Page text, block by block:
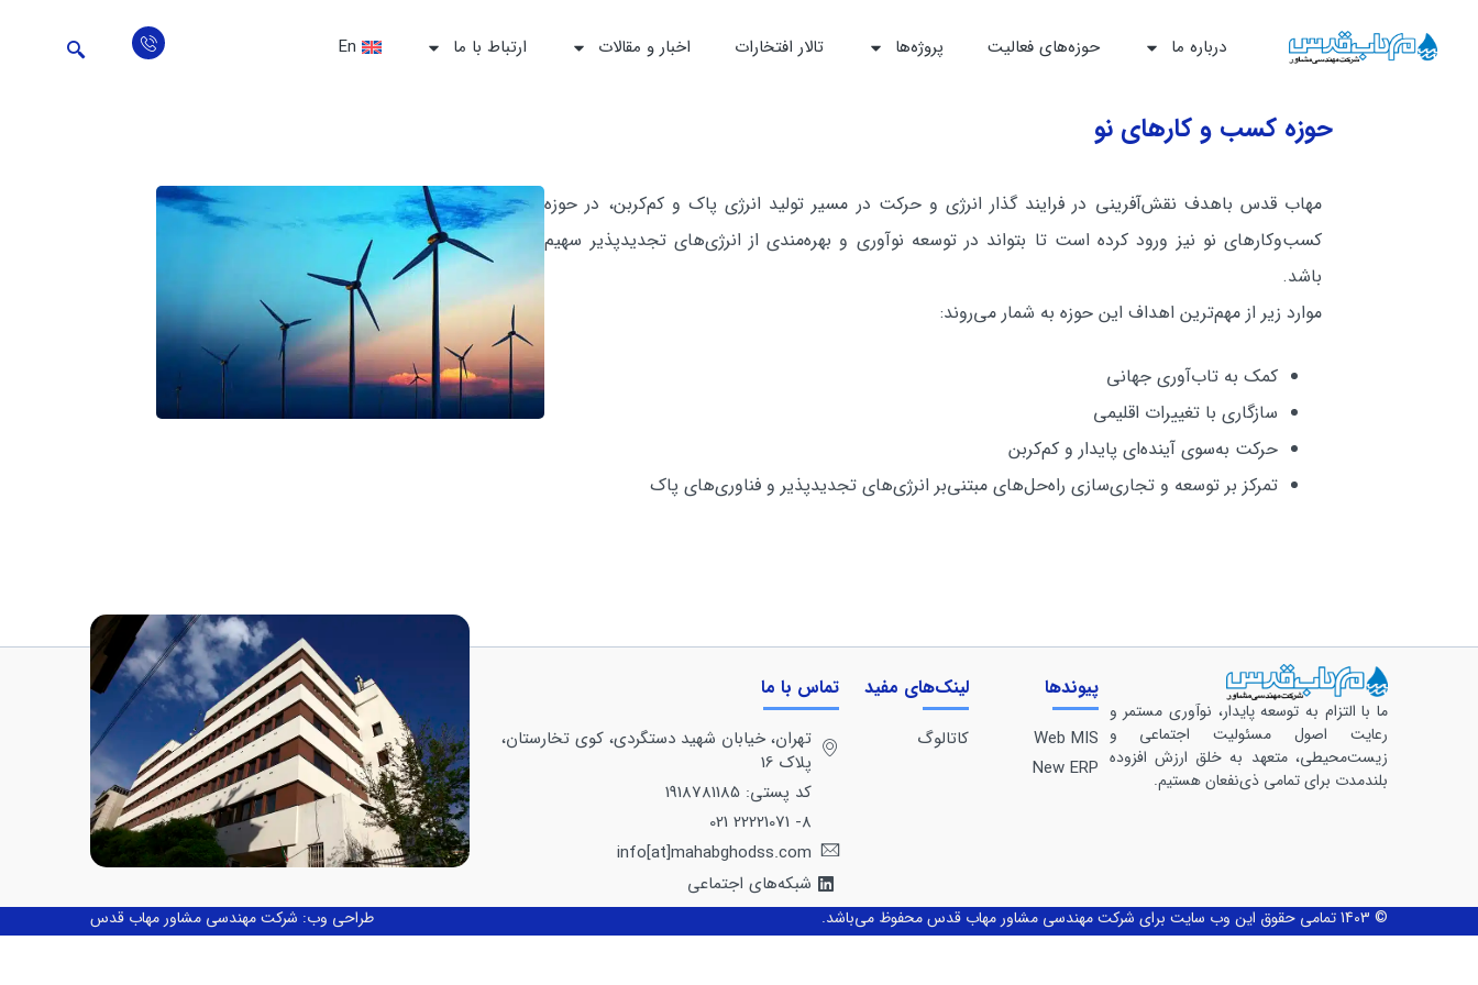
درباره ما حوزه‌‌های فعالیت پروژه‌ها تالار افتخارات اخبار و مقالات ارتباط با ما En
حوزه کسب و کارهای نو
مهاب قدس باهدف نقش‌آفرینی در فرایند گذار انرژی و حرکت در مسیر تولید انرژی پاک و کم‌کربن، در حوزه
کسب‌وکارهای نو نیز ورود کرده است تا بتواند در توسعه نوآوری و ‌بهره‌مندی از انرژی‌های تجدیدپذیر سهیم
باشد.
موارد زیر از مهم‌ترین اهداف این حوزه به شمار می‌روند:
کمک به تاب‌آوری جهانی
سازگاری با تغییرات اقلیمی
حرکت به‌سوی آینده‌ای پایدار و کم‌کربن
تمرکز بر توسعه و تجاری‌سازی راه‌حل‌های مبتنی‌بر انرژی‌های تجدیدپذیر و فناوری‌های پاک
ما با التزام به توسعه پایدار، نوآوری مستمر و
رعایت اصول مسئولیت اجتماعی و
زیست‌محیطی، متعهد به خلق ارزش افزوده
بلندمدت برای تمامی ذی‌نفعان هستیم.
پیوندها
Web MIS
New ERP
لینک‌های مفید
کاتالوگ
تماس با ما
تهران، خيابان شهيد دستگردی، كوی تخارستان،
پلاک 16
کد پستی: 1918781185
8- 22221071 021
info[at]mahabghodss.com
شبکه‌های اجتماعی
© 1403 تمامی حقوق این وب سایت برای شرکت مهندسی مشاور مهاب قدس محفوظ می‌باشد. طراحی وب: شرکت مهندسی مشاور مهاب قدس